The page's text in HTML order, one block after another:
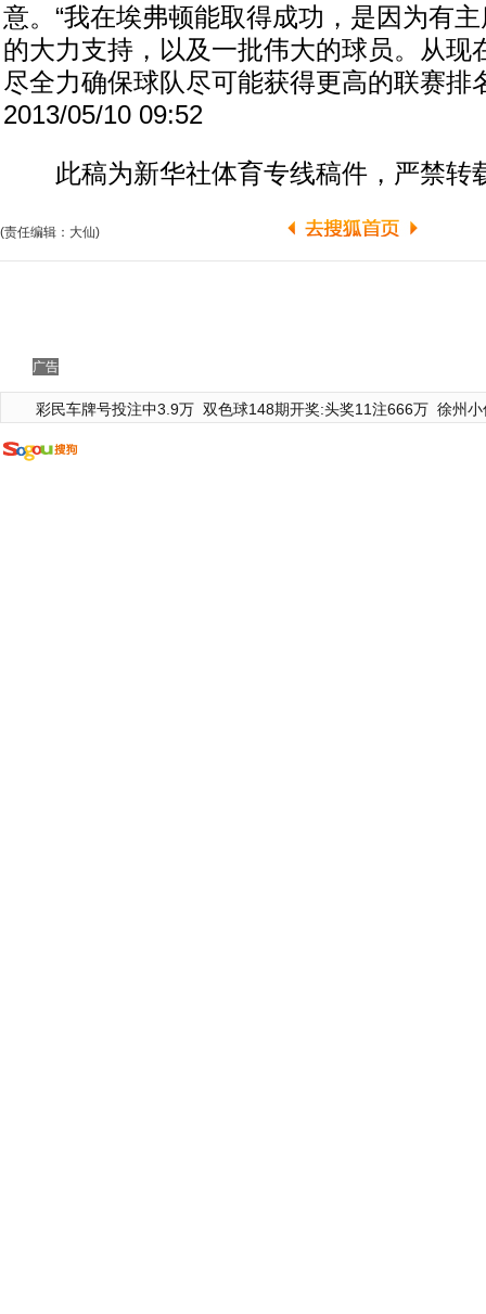
意。“我在埃弗顿能取得成功，是因为有
的大力支持，以及一批伟大的球员。从现
尽全力确保球队尽可能获得更高的联赛排
2013/05/10 09:52
此稿为新华社体育专线稿件，严禁转
(责任编辑：大仙)
广告
彩民车牌号投注中3.9万 双色球148期开奖:头奖11注666万 徐州